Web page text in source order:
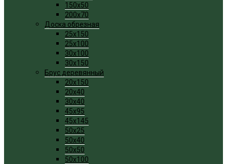
150x50
200x70
Доска обрезная
25x150
25x100
30x100
30x150
Брус деревянный
20x150
20x40
30x40
45x95
45x145
50x25
50x40
50x50
50x100